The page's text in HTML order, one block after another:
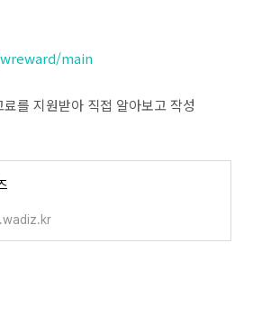
main
를 지원받아 직접 알아보고 작성